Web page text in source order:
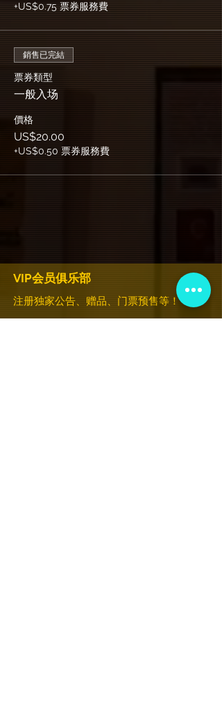
+US$0.75 票券服務費
銷售已完結
票券類型
一般入场
價格
US$20.00
+US$0.50 票券服務費
VIP会员俱乐部
注册独家公告、赠品、门票预售等！